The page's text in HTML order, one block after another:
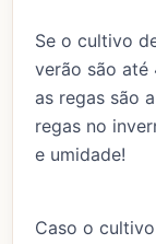
Se o cultivo
verão são até
as regas são
regas no
e umidade!
Caso o